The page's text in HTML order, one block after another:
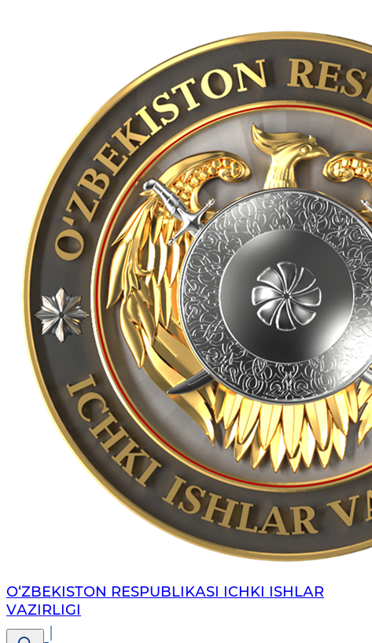
O‘ZBЕKISTON RЕSPUBLIKАSI ICHKI ISHLАR
VАZIRLIGI